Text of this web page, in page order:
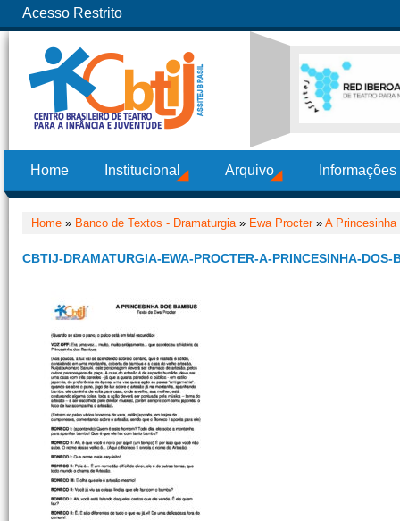
Acesso Restrito
Home Institucional Arquivo
Home » Banco de Textos - Dramaturgia» Ewa Procter» A
CBTIJ-DRAMATURGIA-EWA-PROCTER-A-PRINCESINHA-DOS-